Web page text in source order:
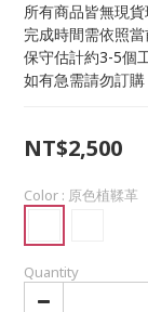
所有商品皆無現
完成時間需依照
保守估計約3-5個
如有急需請勿訂購
NT$2,500
Color : 原色植鞣革
Quantity